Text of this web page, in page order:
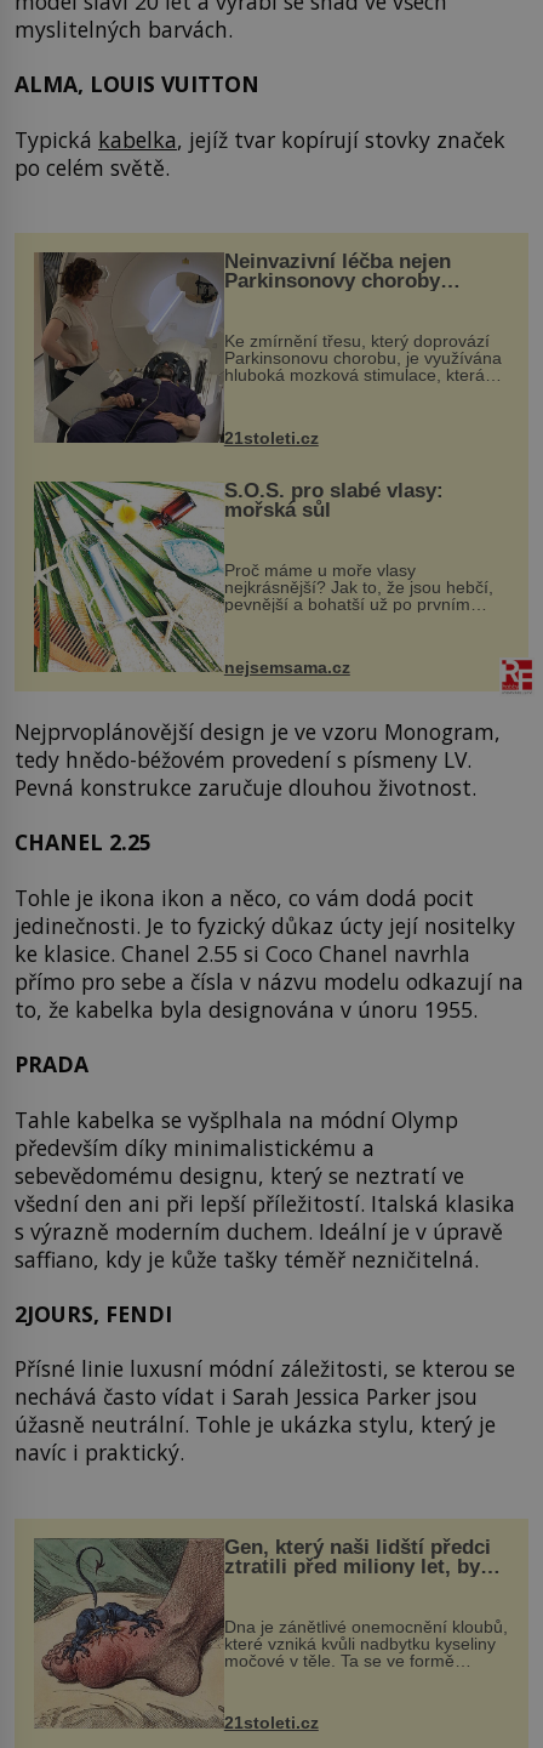
myslitelných barvách.
ALMA, LOUIS VUITTON
Typická kabelka, jejíž tvar kopírují stovky značek
po celém světě.
Neinvazivní léčba nejen
Parkinsonovy choroby
Ke zmírnění třesu, který doprovází
Parkinsonovu chorobu, je využívána
hluboká mozková stimulace, která
však vyžaduje vysoce invazivní
k dostatečně přesnému zacílení ...
21stoleti.cz
S.O.S. pro slabé vlasy:
mořská sůl
Proč máme u moře vlasy
nejkrásnější? Jak to, že jsou hebčí,
pevnější a bohatší už po prvním
vlasy. ...
nejsemsama.cz
Nejprvoplánovější design je ve vzoru Monogram,
tedy hnědo-béžovém provedení s písmeny LV.
Pevná konstrukce zaručuje dlouhou životnost.
CHANEL 2.25
Tohle je ikona ikon a něco, co vám dodá pocit
jedinečnosti. Je to fyzický důkaz úcty její nositelky
ke klasice. Chanel 2.55 si Coco Chanel navrhla
přímo pro sebe a čísla v názvu modelu odkazují na
to, že kabelka byla designována v únoru 1955.
PRADA
Tahle kabelka se vyšplhala na módní Olymp
především díky minimalistickému a
sebevědomému designu, který se neztratí ve
všední den ani při lepší příležitostí. Italská klasika
s výrazně moderním duchem. Ideální je v úpravě
saffiano, kdy je kůže tašky téměř nezničitelná.
2JOURS, FENDI
Přísné linie luxusní módní záležitosti, se kterou se
nechává často vídat i Sarah Jessica Parker jsou
úžasně neutrální. Tohle je ukázka stylu, který je
navíc i praktický.
Gen, který naši lidští předci
ztratili před miliony let, by
mohl pomoci s léčbou
„nemoci králů“
Dna je zánětlivé onemocnění kloubů,
které vzniká kvůli nadbytku kyseliny
močové v těle. Ta se ve formě
nohou, a způsobuje bole...
21stoleti.cz